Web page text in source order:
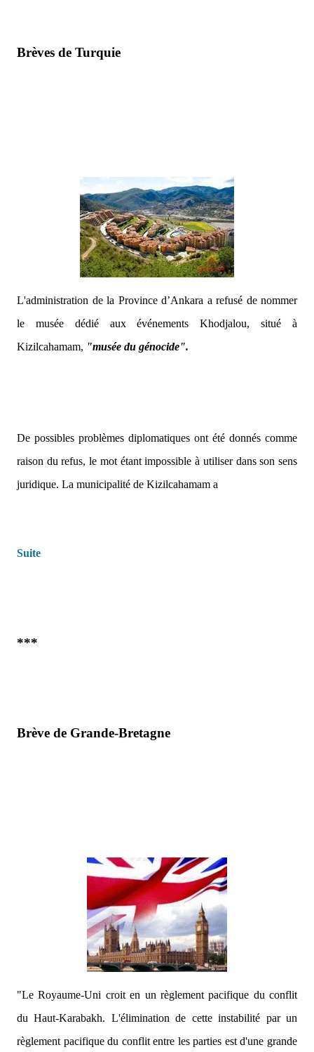
Brèves de Turquie
L'administration de la Province d’Ankara a refusé de nommer
le musée dédié aux événements Khodjalou, situé à
Kizilcahamam, "musée du génocide".
De possibles problèmes diplomatiques ont été donnés comme
raison du refus, le mot étant impossible à utiliser dans son sens
juridique. La municipalité de Kizilcahamam a
Suite
***
Brève de Grande-Bretagne
"Le Royaume-Uni croit en un règlement pacifique du conflit
du Haut-Karabakh. L'élimination de cette instabilité par un
règlement pacifique du conflit entre les parties est d'une grande